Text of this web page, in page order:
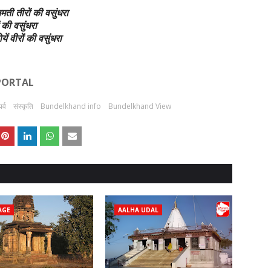
तीरों की वसुंधरा
वसुंधरा
वीरों की वसुंधरा
संस्कृति Bundelkhand info Bundelkhand View
AALHA UDAL